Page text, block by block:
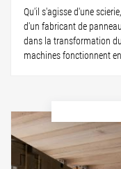
Qu'il s'agisse d'une
d'un fabricant de
dans la transformation
machines fonctionnent